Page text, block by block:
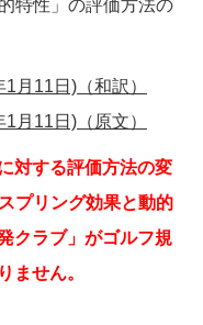
特性」の評価方法の
月11日)（和訳）
月11日)（原文）
対する評価方法の変
プリング効果と動的
クラブ」がゴルフ規
ません。